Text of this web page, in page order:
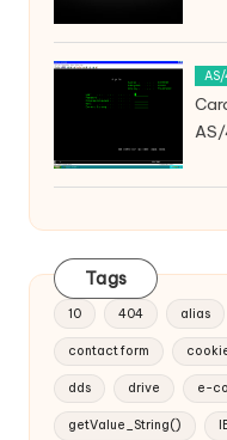
Tags
10 404 alias
contact form
dds drive e-
getValue_String()